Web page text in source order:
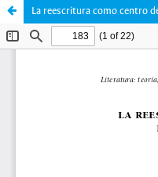
La reescritura como centro